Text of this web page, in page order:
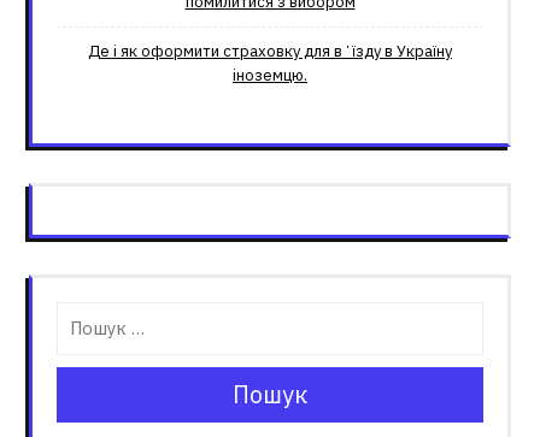
Де і як оформити страховку для вʼїзду в Україну
іноземцю.
Пошук